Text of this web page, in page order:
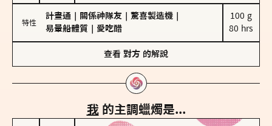
特性
計畫通 關係神隊友 驚喜製造機
易暈船體質
愛吃醋
100 g
80 hrs
查看 對方 的解說
我 的主調蠟燭是...